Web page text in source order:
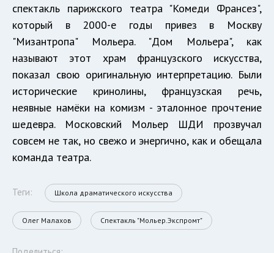
спектакль парижского театра "Комеди Франсез",
который в 2000-е годы привез в Москву
"Мизантропа" Мольера. "Дом Мольера", как
называют этот храм французского искусства,
показал свою оригинальную интерпретацию. Были
исторические кринолины, французская речь,
неявные намёки на комизм - эталонное прочтение
шедевра. Московский Мольер ШДИ прозвучал
совсем не так, но свежо и энергично, как и обещала
команда театра.
Теги: Школа драматического искусства
Олег Малахов Спектакль "Мольер.Экспромт"